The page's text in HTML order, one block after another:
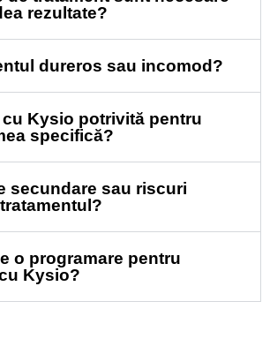
rezultate?
dureros sau incomod?
cu Kysio potrivită pentru
specifică?
secundare sau riscuri
o programare pentru
Kysio?